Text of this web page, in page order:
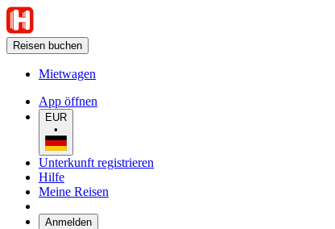
Reisen buchen
Mietwagen
App öffnen
EUR
•
Unterkunft registrieren
Hilfe
Meine Reisen
Anmelden